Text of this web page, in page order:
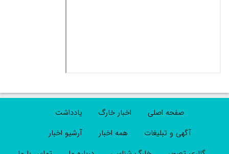
صفحه اصلی اخبار خارگ
یادداشت
آگهی و تبلیغات
همه اخبار
آرشیو اخبار